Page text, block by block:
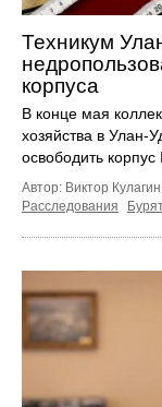
Техникум
корпуса
В конце мая
хозяйства в Улан-
освободить
Автор: Виктор
Расследования